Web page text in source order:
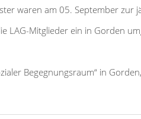
waren am 05. September
LAG-Mitglieder ein in Gorden
Begegnungsraum“ in